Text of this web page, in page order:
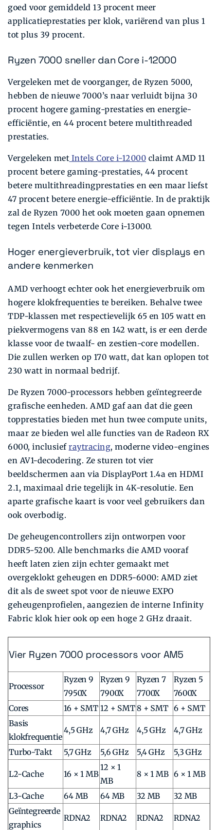
goed voor gemiddeld 13 procent meer
applicatieprestaties per klok, variërend van plus 1
tot plus 39 procent.
Ryzen 7000 sneller dan Core i-12000
Vergeleken met de voorganger, de Ryzen 5000,
hebben de nieuwe 7000’s naar verluidt bijna 30
procent hogere gaming-prestaties en energie-
efficiëntie, en 44 procent betere multithreaded
prestaties.
Vergeleken met Intels Core i-12000 claimt AMD 11
procent betere gaming-prestaties, 44 procent
betere multithreadingprestaties en een maar liefst
47 procent betere energie-efficiëntie. In de praktijk
zal de Ryzen 7000 het ook moeten gaan opnemen
tegen Intels verbeterde Core i-13000.
Hoger energieverbruik, tot vier displays en
andere kenmerken
AMD verhoogt echter ook het energieverbruik om
hogere klokfrequenties te bereiken. Behalve twee
TDP-klassen met respectievelijk 65 en 105 watt en
piekvermogens van 88 en 142 watt, is er een derde
klasse voor de twaalf- en zestien-core modellen.
Die zullen werken op 170 watt, dat kan oplopen tot
230 watt in normaal bedrijf.
De Ryzen 7000-processors hebben geïntegreerde
grafische eenheden. AMD gaf aan dat die geen
topprestaties bieden met hun twee compute units,
maar ze bieden wel alle functies van de Radeon RX
6000, inclusief raytracing, moderne video-engines
en AV1-decodering. Ze sturen tot vier
beeldschermen aan via DisplayPort 1.4a en HDMI
2.1, maximaal drie tegelijk in 4K-resolutie. Een
aparte grafische kaart is voor veel gebruikers dan
ook overbodig.
De geheugencontrollers zijn ontworpen voor
DDR5-5200. Alle benchmarks die AMD vooraf
heeft laten zien zijn echter gemaakt met
overgeklokt geheugen en DDR5-6000: AMD ziet
dit als de sweet spot voor de nieuwe EXPO
geheugenprofielen, aangezien de interne Infinity
Fabric klok hier ook op een hoge 2 GHz draait.
Vier Ryzen 7000 processors voor AM5
Processor
Ryzen 9
7950X
Ryzen 9
7900X
Ryzen 7
7700X
Ryzen 5
7600X
Cores
16 + SMT 12 + SMT8 + SMT 6 + SMT
Basis
klokfrequentie
4,5 GHz 4,7 GHz 4,5 GHz 4,7 GHz
Turbo-Takt 5,7 GHz 5,6 GHz 5,4 GHz 5,3 GHz
L2-Cache 16 × 1 MB
12 × 1
MB
8 × 1 MB 6 × 1 MB
L3-Cache 64 MB 64 MB 32 MB
32 MB
Geïntegreerde
graphics
RDNA2 RDNA2 RDNA2 RDNA2